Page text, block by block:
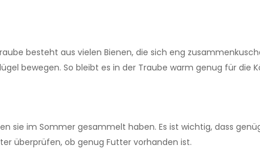
besteht aus vielen Bienen, die sich eng
bewegen. So bleibt es in der Traube warm genug für die
sie im Sommer gesammelt haben. Es ist wichtig, dass
überprüfen, ob genug Futter vorhanden ist.